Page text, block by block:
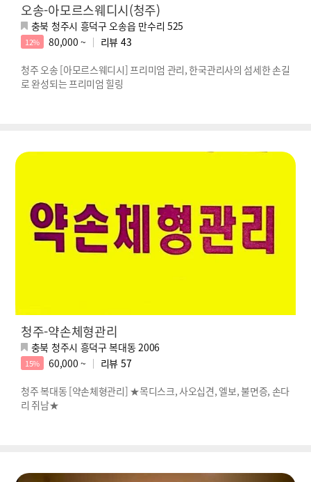
오송-아모르스웨디시(청주)
충북 청주시 흥덕구 오송읍 만수리 525
12% 80,000 ~ 리뷰 43
청주 오송 [아모르스웨디시] 프리미엄 관리, 한국관리사의 섬세한 손길
로 완성되는 프리미엄 힐링
청주-약손체형관리
충북 청주시 흥덕구 복대동 2006
15% 60,000 ~ 리뷰 57
청주 복대동 [약손체형관리] ★목디스크, 사오십견, 엘보, 불면증, 손다
리 쥐남★